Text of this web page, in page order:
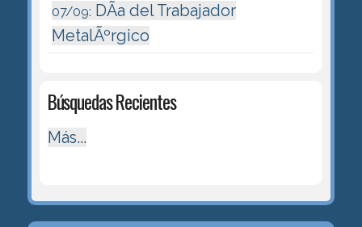
07/09: DÃ­a del Trabajador
MetalÃºrgico
Búsquedas Recientes
Más...